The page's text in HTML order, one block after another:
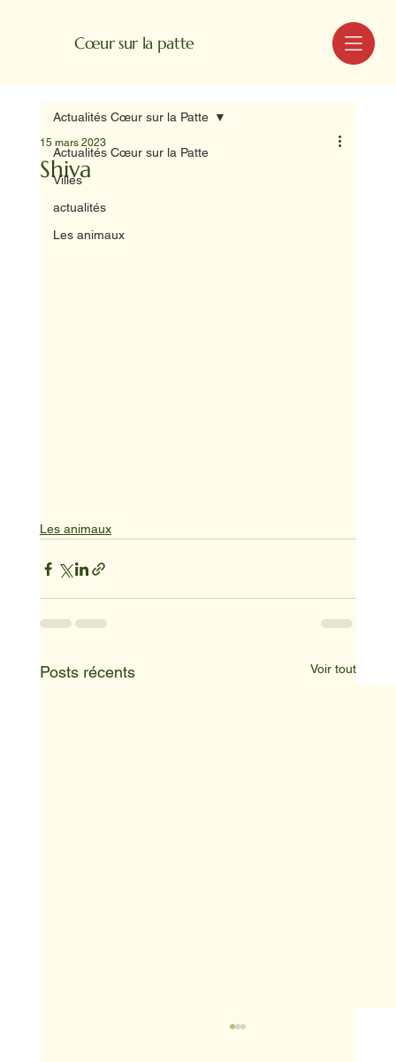
Cœur sur la patte MENU
Actualités Cœur sur la Patte
Villes
actualités
Les animaux
Actualités Cœur sur la Patte
Shiva
15 mars 2023
Les animaux
Posts récents Voir tout